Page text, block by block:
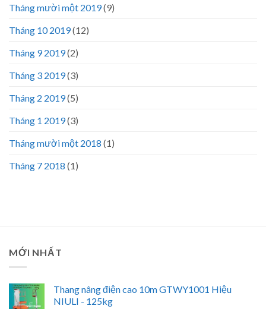
Tháng mười một 2019(9)
Tháng 10 2019(12)
Tháng 9 2019(2)
Tháng 3 2019(3)
Tháng 2 2019(5)
Tháng 1 2019(3)
Tháng mười một 2018 (1)
Tháng 7 2018 (1)
MỚI NHẤT
Thang nâng điện cao 10m GTWY1001 Hiệu
NIULI - 125kg